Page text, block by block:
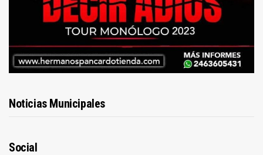
Noticias Municipales
Social